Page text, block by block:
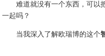
难道就没有一个东西，可以
一起吗？
当我深入了解欧瑞博的这个